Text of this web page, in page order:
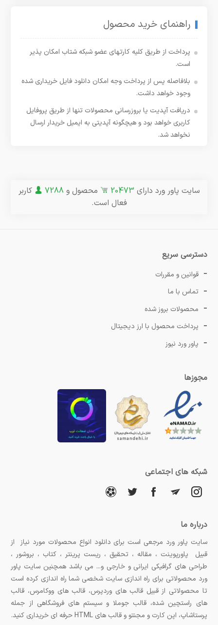
راهنمای خرید محصول
پرداخت از طریق کلیه کارتهای عضو شبکه شتاب امکان پذیر
است.
بلافاصله پس از پرداخت وجه امکان دانلود فایل خریداری شده
وجود خواهد داشت.
دریافت آپدیت یا بروزرسانی محصولات تنها از طریق پروفایل
کاربری خواهد بود و هیچگونه آپدیتی به ایمیل خریدار ارسال
نخواهد شد.
سایت پاور ورد دارای 20473 محصول و7288
کاربر
فعال است.
دسترسی سریع
قوانین و مقررات
تماس با ما
محصولات بروز شده
پرداخت محصول با ارز دیجیتال
پاور ورد نیوز
مجوزها
شبکه های اجتماعی
درباره ما
سایت پاور ورد مرجعی است برای دانلود انواع محصولات مورد نیاز از
قبیل پاورپوینت ، مقاله ، تحقیق ، ریست پرینتر ، کتاب ، بروشور ،
طراحی های گرافیکی ایرانی و خارجی و... می باشد همچنین سایت پاور
ورد محصولاتی برای راه اندازی سایت شخصی شما راه اندازی کرده است
تا محصولاتی از قبیل قالب های وردپرس، قالب های ووکامرس، قالب
های راستچین شده، قالب جوملا و سیستم های فروشگاهی از جمله
پرستاشاپ، اپن کارت و مجنتو و قالب های HTML حرفه ای خریداری کنید.